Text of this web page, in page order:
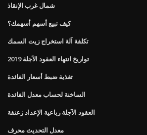
شمال غرب الإنقاذ
كيف تبيع أسهم أسهمك؟
تكلفة آلة استخراج زيت السمك
تواريخ انتهاء العقود الآجلة 2019
تغذية ضبط أسعار الفائدة
الساخنة لحساب معدل الفائدة
العقود الآجلة رباعية الإعداد زعنفة
معدل التحديث محرف